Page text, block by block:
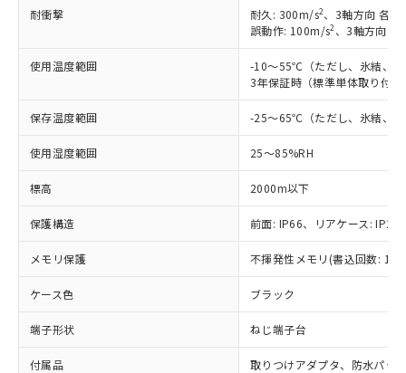
耐衝撃 耐久: 300m/s2、3軸方向 各3
誤動作: 100m/s2 、3軸方向 各
使用温度範囲
-10～55℃（ただし、氷結、
3年保証時（標準単体取り付
保存温度範囲 -25～65℃（ただし、氷結、
使用湿度範囲 25～85%RH
標高 2000m以下
保護構造 前面: IP66、リアケース: IP20
メモリ保護 不揮発性メモリ(書込回数:
ケース色 ブラック
端子形状 ねじ端子台
付属品 取りつけアダプタ、防水パッ
※1 対応状況
対応済み：EU RoHS指令（10物質）の
非含有に対応した製品が提供可能な商品で